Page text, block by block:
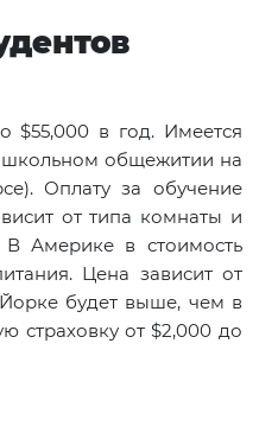
$55,000 в год. Имеется
школьном общежитии на
Оплату за обучение
от типа комнаты и
В Америке в стоимость
Цена зависит от
будет выше, чем в
страховку от $2,000 до